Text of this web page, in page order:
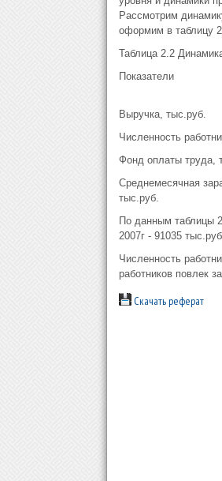
Рассмотрим
оформим в таблицу
Таблица 2.2
Показатели
Выручка, тыс.руб.
Численность
Фонд оплаты труда,
Среднемесячная
тыс.руб.
По данным таблицы
2007г - 91035
Численность
работников повлек
Скачать реферат